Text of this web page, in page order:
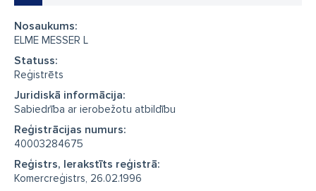
Nosaukums:
ELME MESSER L
Statuss:
Reģistrēts
Juridiskā informācija:
Sabiedrība ar ierobežotu atbildību
Reģistrācijas numurs:
40003284675
Reģistrs, Ierakstīts reģistrā:
Komercreģistrs, 26.02.1996